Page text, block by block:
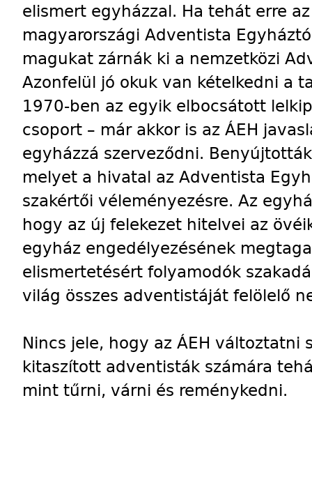
elismert egyházzal. Ha tehát erre
magyarországi Adventista
magukat zárnák ki a nemzetközi
Azonfelül jó okuk van kételkedni a
1970-ben az egyik elbocsátott
csoport – már akkor is az ÁEH
egyházzá szerveződni.
melyet a hivatal az Adventista
szakértői véleményezésre. Az
hogy az új felekezet hitelvei az
egyház engedélyezésének
elismertetésért folyamodók
világ összes adventistáját felölelő
Nincs jele, hogy az ÁEH változtatni
kitaszított adventisták számára
mint tűrni, várni és reménykedni.